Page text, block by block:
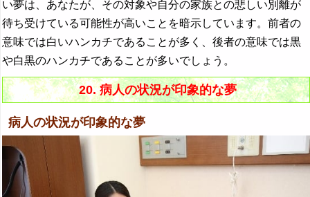
い夢は、あなたが、その対象や自分の家族との悲しい別離が
待ち受けている可能性が高いことを暗示しています。前者の
意味では白いハンカチであることが多く、後者の意味では黒
や白黒のハンカチであることが多いでしょう。
20. 病人の状況が印象的な夢
病人の状況が印象的な夢